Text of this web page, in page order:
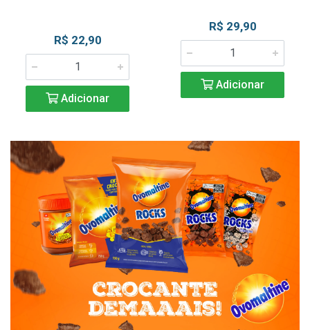
R$ 22,90
Adicionar
R$ 29,90
Adicionar